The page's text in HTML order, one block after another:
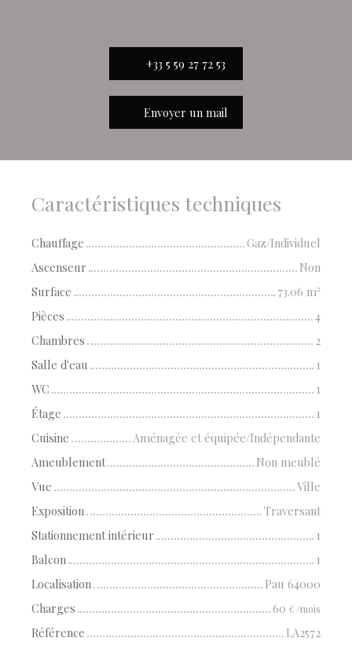
+33 5 59 27 72 53
Envoyer un mail
Caractéristiques techniques
Chauffage
Gaz/Individuel
Ascenseur
Non
Surface
73.06 m²
Pièces
4
Chambres
2
Salle d'eau
1
WC
1
Étage
1
Cuisine
Aménagée et équipée/Indépendante
Ameublement
Non meublé
Vue
Ville
Exposition
Traversant
Stationnement intérieur
1
Balcon
1
Localisation
Pau 64000
Charges
60 € /mois
Référence LA2572